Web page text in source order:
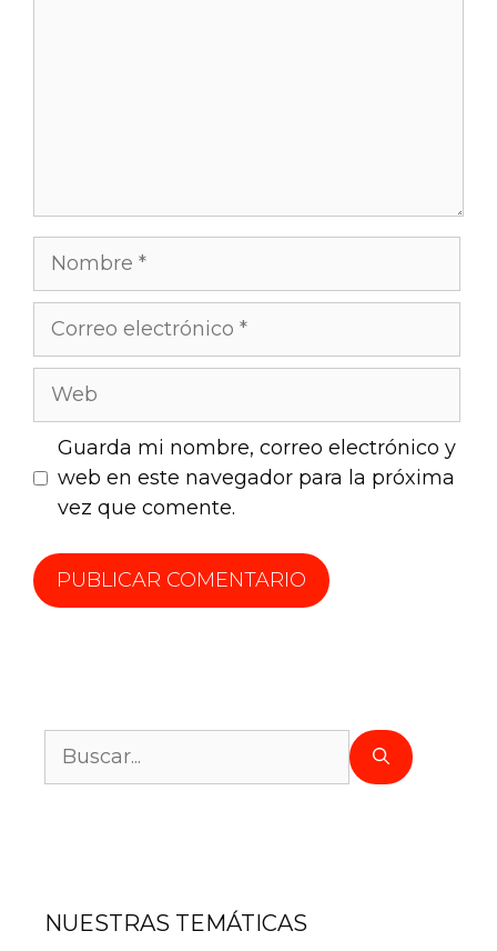
Guarda mi nombre, correo electrónico y
web en este navegador para la próxima
vez que comente.
NUESTRAS TEMÁTICAS